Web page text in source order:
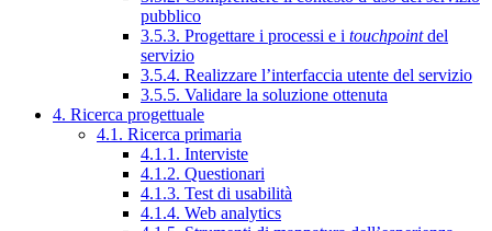
pubblico
3.5.3. Progettare i processi e i touchpointdel
servizio
3.5.4. Realizzare l’interfaccia utente del servizio
3.5.5. Validare la soluzione ottenuta
4. Ricerca progettuale
4.1. Ricerca primaria
4.1.1. Interviste
4.1.2. Questionari
4.1.3. Test di usabilità
4.1.4. Web analytics